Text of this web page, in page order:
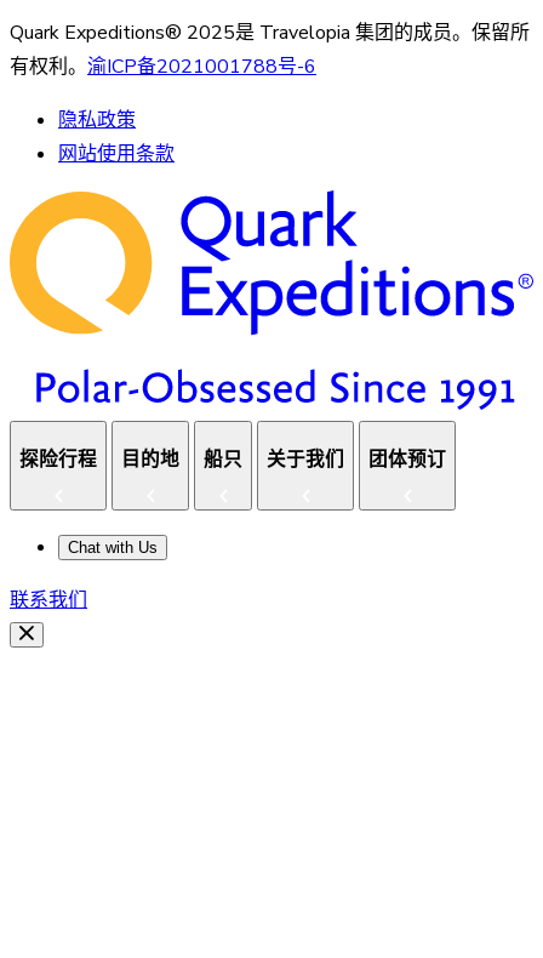
Quark Expeditions® 2025是 Travelopia 集团的成员。保留所
有权利。 渝ICP备2021001788号-6
隐私政策
网站使用条款
探险行程 目的地 船只 关于我们 团体预订
Chat with Us
联系我们